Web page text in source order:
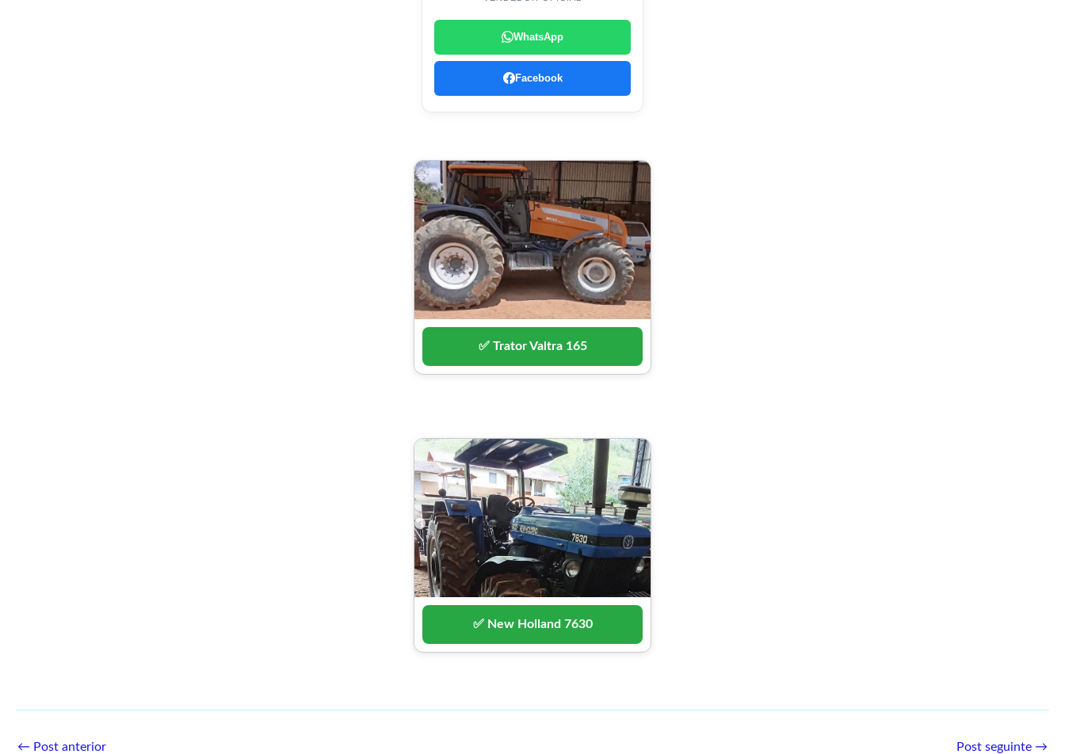
WhatsApp
Facebook
✅ Trator Valtra 165
✅ New Holland 7630
← Post anterior Post seguinte →